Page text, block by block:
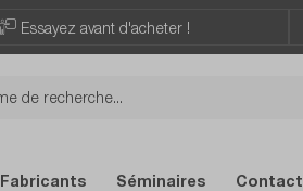
Essayez avant d'acheter !
Fabricants Séminaires Contact